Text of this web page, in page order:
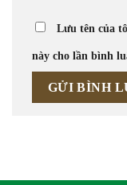
Lưu tên của
này cho lần bình